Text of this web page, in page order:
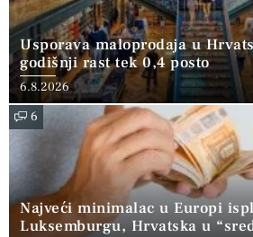
Usporava maloprodaja u
godišnji rast tek 0,4 posto
6.8.2026
6
Najveći minimalac u Europi
Luksemburgu, Hrvatska u